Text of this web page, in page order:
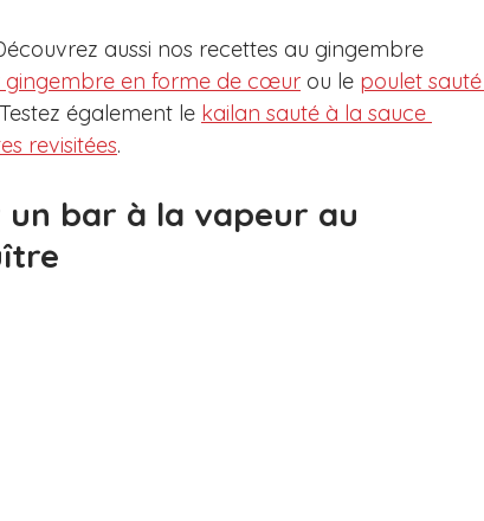
aussi nos recettes au gingembre
gingembre en forme de cœur ou le poulet sauté
également le kailan sauté à la sauce
revisitées.
bar à la vapeur au